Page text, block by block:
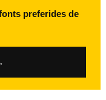
preferides de